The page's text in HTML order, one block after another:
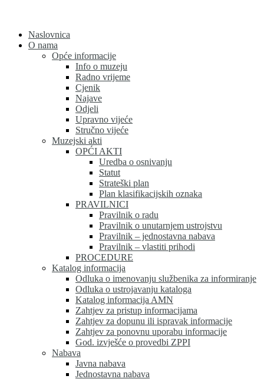
contentNaslovnica
O nama
Opće informacije
Info o muzeju
Radno vrijeme
Cjenik
Najave
Odjeli
Upravno vijeće
Stručno vijeće
Muzejski akti
OPĆI AKTI
Uredba o osnivanju
Statut
Strateški plan
Plan klasifikacijskih oznaka
PRAVILNICI
Pravilnik o radu
Pravilnik o unutarnjem ustrojstvu
Pravilnik – jednostavna nabava
Pravilnik – vlastiti prihodi
PROCEDURE
Katalog informacija
Odluka o imenovanju službenika za informiranje
Odluka o ustrojavanju kataloga
Katalog informacija AMN
Zahtjev za pristup informacijama
Zahtjev za dopunu ili ispravak informacije
Zahtjev za ponovnu uporabu informacije
God. izvješće o provedbi ZPPI
Nabava
Javna nabava
Jednostavna nabava